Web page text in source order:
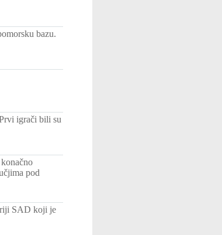
bazu.
igrači bili su
pod
SAD koji je